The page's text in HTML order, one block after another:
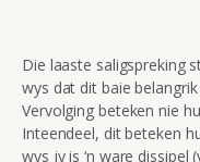
Die laaste saligspreking
wys dat dit baie
Vervolging beteken nie
Inteendeel, dit beteken
wys jy is ‘n ware dissipel